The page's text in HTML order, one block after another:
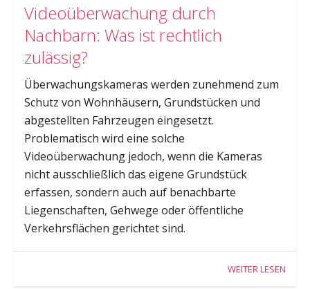
Videoüberwachung durch
Nachbarn: Was ist rechtlich
zulässig?
Überwachungskameras werden zunehmend zum
Schutz von Wohnhäusern, Grundstücken und
abgestellten Fahrzeugen eingesetzt.
Problematisch wird eine solche
Videoüberwachung jedoch, wenn die Kameras
nicht ausschließlich das eigene Grundstück
erfassen, sondern auch auf benachbarte
Liegenschaften, Gehwege oder öffentliche
Verkehrsflächen gerichtet sind.
WEITER LESEN